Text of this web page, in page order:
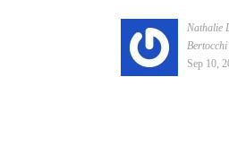
Nathalie
Bertocchi
Sep 10,